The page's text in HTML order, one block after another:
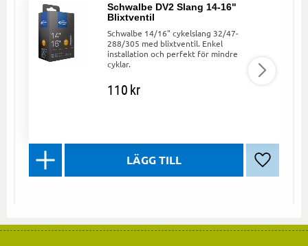
Schwalbe DV2 Slang 14-16"
Blixtventil
Schwalbe 14/16" cykelslang 32/47-
288/305 med blixtventil. Enkel
installation och perfekt för mindre
cyklar.
110kr
Lägg till